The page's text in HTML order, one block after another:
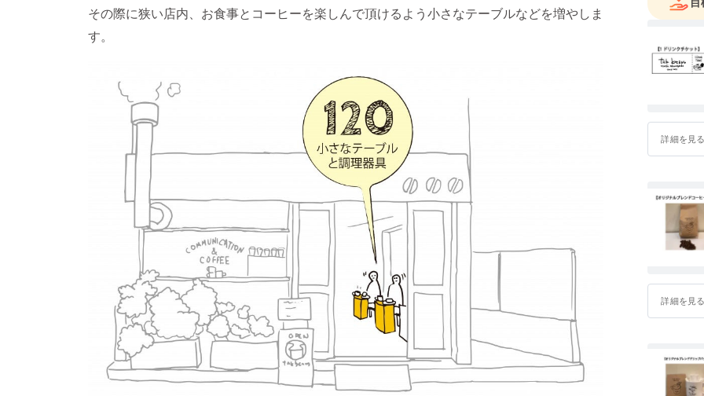
その際に狭い店内、お食事とコーヒーを楽しんで頂けるよう小さなテーブルなどを増やしま
す。
詳細を見
詳細を見